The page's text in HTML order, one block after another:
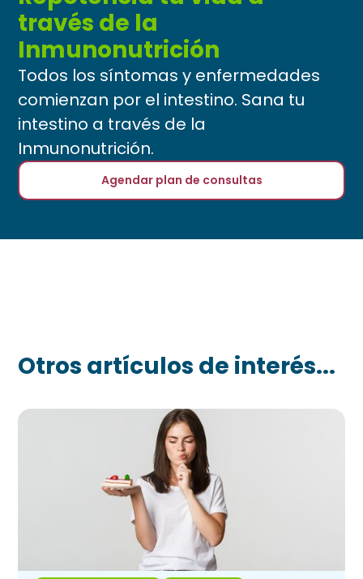
través de la
Inmunonutrición
Todos los síntomas y enfermedades
comienzan por el intestino. Sana tu
intestino a través de la
Inmunonutrición.
Agendar plan de consultas
Otros artículos de interés...